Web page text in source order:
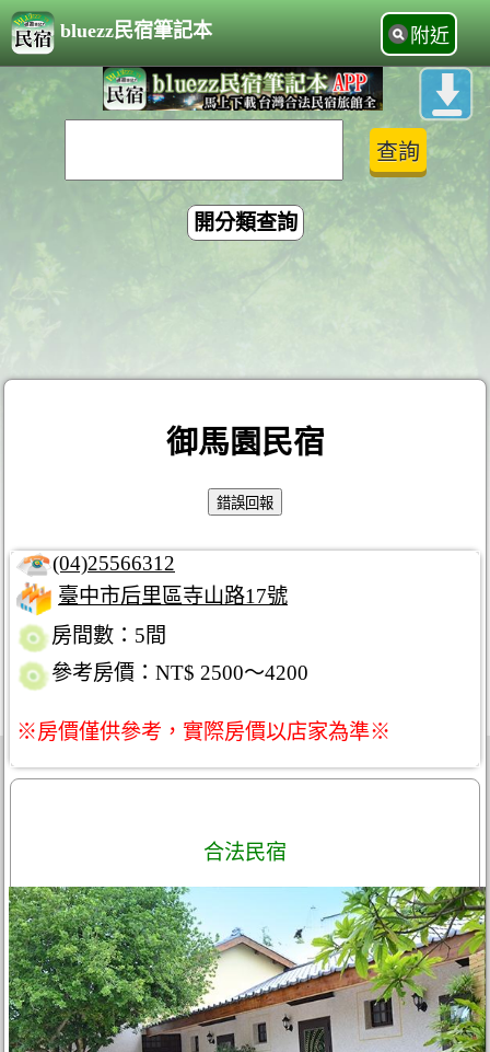
bluezz民宿筆記本 附近
開分類查詢
御馬園民宿
(04)25566312
臺中市后里區寺山路17號
房間數：5間
參考房價：NT$ 2500～4200
※房價僅供參考，實際房價以店家為準※
合法民宿